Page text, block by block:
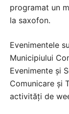
programat un
la saxofon.
Evenimentele
Municipiului
Evenimente și
Comunicare și
activități de